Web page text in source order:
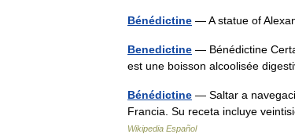
Bénédictine — A statue of
Benedictine — Bénédictine
est une boisson alcoolisée
Bénédictine — Saltar a
Francia. Su receta incluye
Wikipedia Español